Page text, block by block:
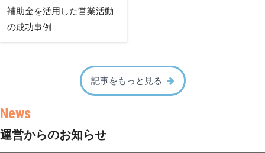
補助金を活用した営業活動
の成功事例
記事をもっと見る
運営からのお知らせ